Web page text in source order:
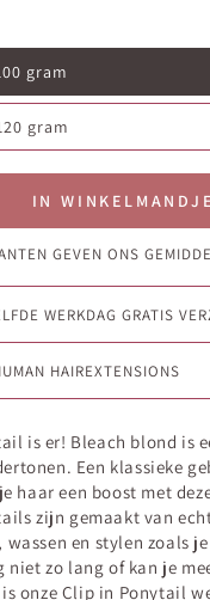
gram
gram
IN WINKELMANDJE
GEVEN ONS
WERKDAG GRATIS
HAIREXTENSIONS
is er! Bleach blond is
Een klassieke
haar een boost met
zijn gemaakt van
en stylen zoals
niet zo lang of kan je
is onze Clip in Ponytail